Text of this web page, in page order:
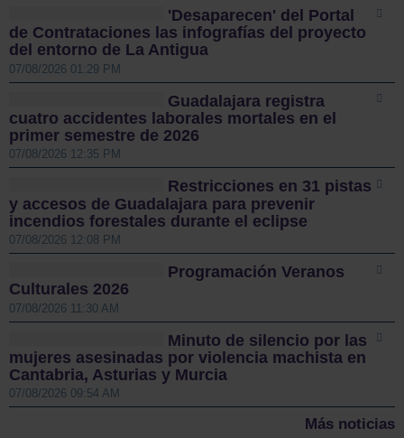
'Desaparecen' del Portal
de Contrataciones las infografías del proyecto
del entorno de La Antigua
07/08/2026 01:29 PM
Guadalajara registra
cuatro accidentes laborales mortales en el
primer semestre de 2026
07/08/2026 12:35 PM
Restricciones en 31 pistas
y accesos de Guadalajara para prevenir
incendios forestales durante el eclipse
07/08/2026 12:08 PM
Programación Veranos
Culturales 2026
07/08/2026 11:30 AM
Minuto de silencio por las
mujeres asesinadas por violencia machista en
Cantabria, Asturias y Murcia
07/08/2026 09:54 AM
Más noticias